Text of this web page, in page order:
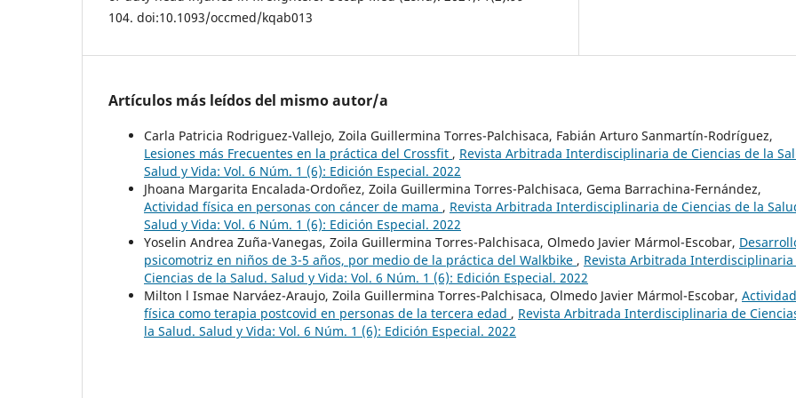
104. doi:10.1093/occmed/kqab013
Artículos más leídos del mismo autor/a
Carla Patricia Rodriguez-Vallejo, Zoila Guillermina Torres-Palchisaca, Fabián Arturo Sanmartín-Rodríguez,
Lesiones más Frecuentes en la práctica del Crossfit , Revista Arbitrada Interdisciplinaria de Ciencias de la
Salud y Vida: Vol. 6 Núm. 1 (6): Edición Especial. 2022
Jhoana Margarita Encalada-Ordoñez, Zoila Guillermina Torres-Palchisaca, Gema Barrachina-Fernández,
Actividad física en personas con cáncer de mama , Revista Arbitrada Interdisciplinaria de Ciencias de la
Salud y Vida: Vol. 6 Núm. 1 (6): Edición Especial. 2022
Yoselin Andrea Zuña-Vanegas, Zoila Guillermina Torres-Palchisaca, Olmedo Javier Mármol-Escobar,
psicomotriz en niños de 3-5 años, por medio de la práctica del Walkbike , Revista Arbitrada Interdisciplinaria
Ciencias de la Salud. Salud y Vida: Vol. 6 Núm. 1 (6): Edición Especial. 2022
Milton l Ismae Narváez-Araujo, Zoila Guillermina Torres-Palchisaca, Olmedo Javier Mármol-Escobar, Actividad
física como terapia postcovid en personas de la tercera edad , Revista Arbitrada Interdisciplinaria de
la Salud. Salud y Vida: Vol. 6 Núm. 1 (6): Edición Especial. 2022